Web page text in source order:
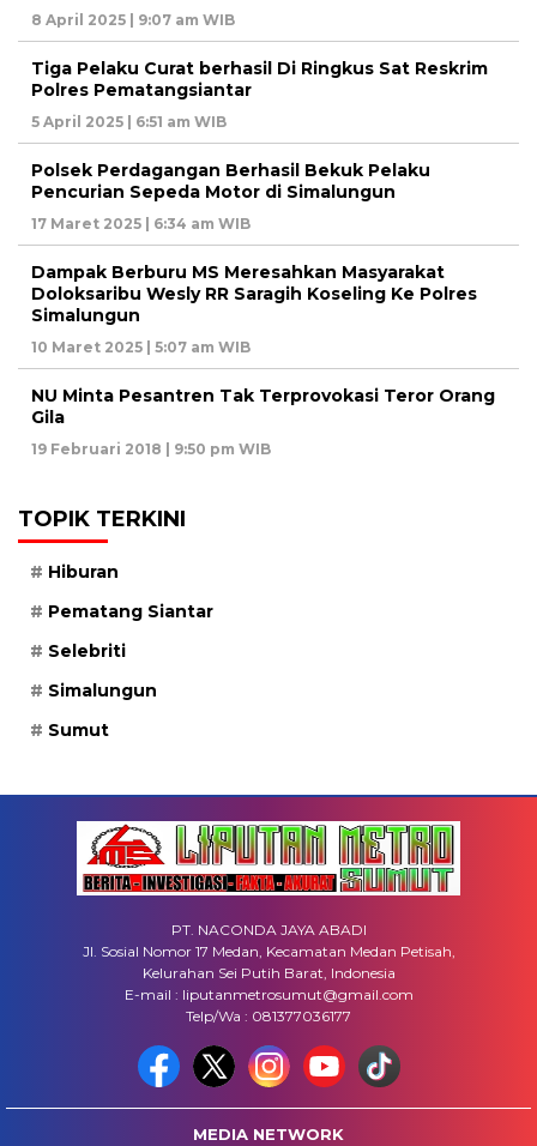
8 April 2025 | 9:07 am WIB
Tiga Pelaku Curat berhasil Di Ringkus Sat Reskrim
Polres Pematangsiantar
5 April 2025 | 6:51 am WIB
Polsek Perdagangan Berhasil Bekuk Pelaku
Pencurian Sepeda Motor di Simalungun
17 Maret 2025 | 6:34 am WIB
Dampak Berburu MS Meresahkan Masyarakat
Doloksaribu Wesly RR Saragih Koseling Ke Polres
Simalungun
10 Maret 2025 | 5:07 am WIB
NU Minta Pesantren Tak Terprovokasi Teror Orang
Gila
19 Februari 2018 | 9:50 pm WIB
TOPIK TERKINI
Hiburan
Pematang Siantar
Selebriti
Simalungun
Sumut
PT. NACONDA JAYA ABADI
Jl. Sosial Nomor 17 Medan, Kecamatan Medan Petisah,
Kelurahan Sei Putih Barat, Indonesia
E-mail : liputanmetrosumut@gmail.com
Telp/Wa : 081377036177
MEDIA NETWORK